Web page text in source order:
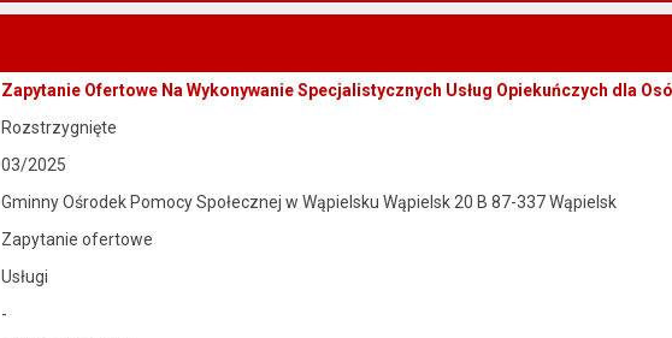
Zapytanie Ofertowe Na Wykonywanie Specjalistycznych Usług Opiekuńczych dla
Rozstrzygnięte
03/2025
Gminny Ośrodek Pomocy Społecznej w Wąpielsku Wąpielsk 20 B 87-337 Wąpielsk
Zapytanie ofertowe
Usługi
-